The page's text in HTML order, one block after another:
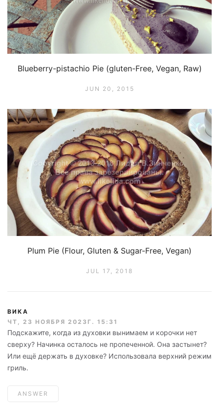
Blueberry-pistachio Pie (gluten-Free, Vegan, Raw)
JUN 20, 2015
Plum Pie (Flour, Gluten & Sugar-Free, Vegan)
JUL 17, 2018
ВИКА
ЧТ, 23 НОЯБРЯ 2023Г. 15:31
Подскажите, когда из духовки вынимаем и корочки нет
сверху? Начинка осталось не пропеченной. Она застынет?
Или ещё держать в духовке? Использовала верхний режим
гриль.
ANSWER